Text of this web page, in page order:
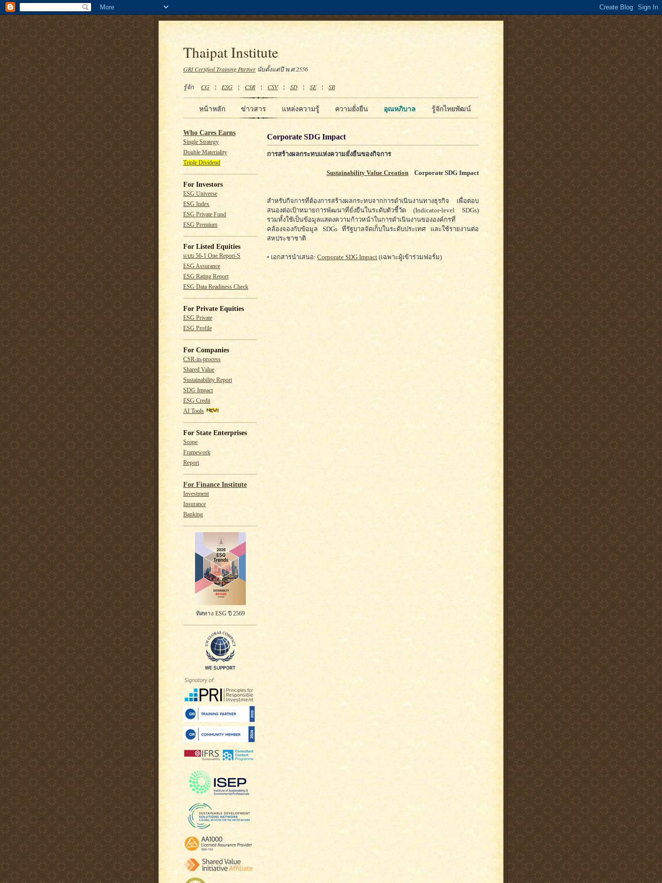
Thaipat Institute
GRI Certified Training Partner นับตั้งแต่ปี พ.ศ.2556
รู้จัก CG ¦ ESG ¦ CSR¦ CSV¦ SD ¦ SE¦ SB
รู้จักไทยพัฒน์
อุณหภิบาล
ความยั่งยืน
แหล่งความรู้
ข่าวสาร
หน้าหลัก
Who Cares Earns
Single Strategy
Double Materiality
Triple Dividend
For Investors
ESG Universe
ESG Index
ESG Private Fund
ESG Premium
For Listed Equities
แบบ 56-1 One Report-S
ESG Assurance
ESG Rating Report
ESG Data Readiness Check
For Private Equities
ESG Private
ESG Profile
For Companies
CSR-in-process
Shared Value
Sustainability Report
SDG Impact
ESG Credit
AI Tools
For State Enterprises
Scope
Framework
Report
For Finance Institute
Investment
Insurance
Banking
ทิศทาง ESG ปี 2569
Corporate SDG Impact
การสร้างผลกระทบแห่งความยั่งยืนของกิจการ
Sustainability Value Creation Corporate SDG Impact
สำหรับกิจการที่ต้องการสร้างผลกระทบจากการดำเนินงานทางธุรกิจ เพื่อตอบ
สนองต่อเป้าหมายการพัฒนาที่ยั่งยืนในระดับตัวชี้วัด (Indicator-level SDGs)
รวมทั้งใช้เป็นข้อมูลแสดงความก้าวหน้าในการดำเนินงานขององค์กรที่
คล้องจองกับข้อมูล SDGs ที่รัฐบาลจัดเก็บในระดับประเทศ และใช้รายงานต่อ
สหประชาชาติ
• เอกสารนำเสนอ: Corporate SDG Impact (เฉพาะผู้เข้าร่วมฟอรั่ม)